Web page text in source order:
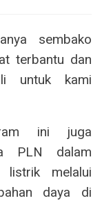
sembako
terbantu dan
untuk kami
ini juga
PLN dalam
listrik melalui
daya di